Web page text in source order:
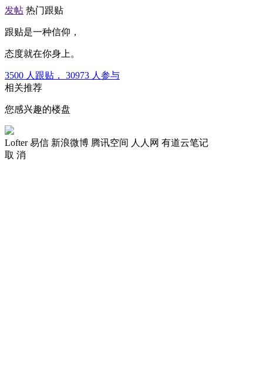
发帖 热门跟贴
跟贴是一种信仰，
态度就在你身上。
3500 人跟贴， 30973 人参与
相关推荐
您感兴趣的楼盘
Lofter 易信 新浪微博 腾讯空间 人人网 有道云笔记
取 消